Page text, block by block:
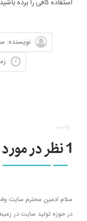
استفاده کافی را برده
نویسنده:
1 نظر در مورد این مطلب
سلام ادمین محترم سایت
در حوزه تولید سایت در